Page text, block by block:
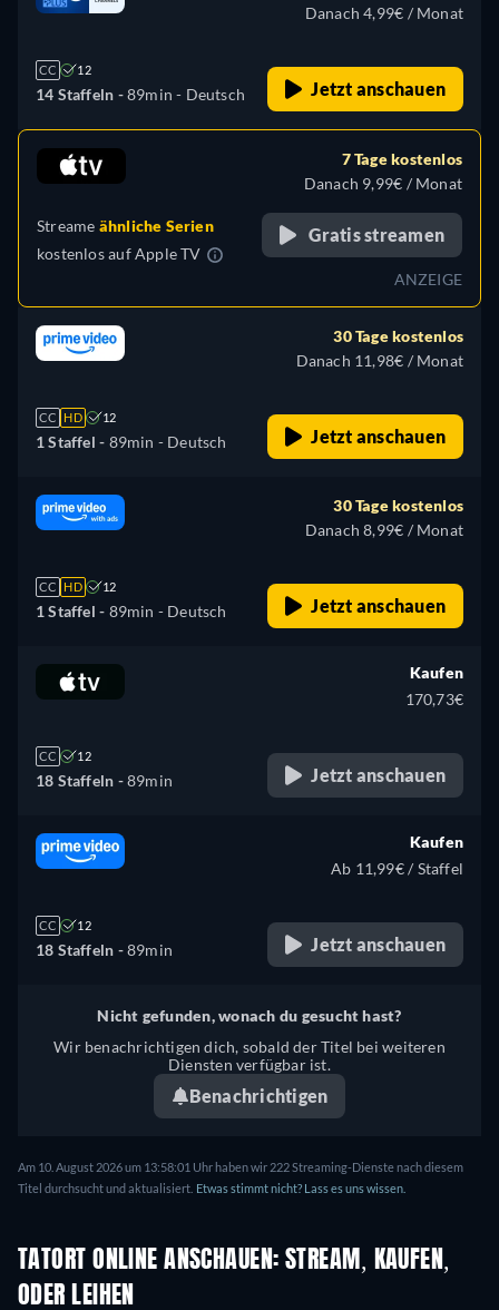
CC 12
14 Staffeln -89min - Deutsch
Danach 4,99€ / Monat
Jetzt anschauen
Streame ähnliche Serien
kostenlos aufApple TV
7 Tage kostenlos
Danach 9,99€ / Monat
Gratis streamen
ANZEIGE
CC HD 12
1 Staffel - 89min - Deutsch
30 Tage kostenlos
Danach 11,98€ / Monat
Jetzt anschauen
CC HD 12
1 Staffel - 89min - Deutsch
30 Tage kostenlos
Danach 8,99€ / Monat
Jetzt anschauen
CC 12
18 Staffeln -89min
Kaufen
170,73€
Jetzt anschauen
CC 12
18 Staffeln -89min
Kaufen
Ab 11,99€ / Staffel
Jetzt anschauen
Nicht gefunden, wonach du gesucht hast?
Wir benachrichtigen dich, sobald der Titel bei weiteren
Diensten verfügbar ist.
Benachrichtigen
Am 10. August 2026 um 13:58:01 Uhr haben wir 222 Streaming-Dienste nach diesem
Titel durchsucht und aktualisiert. Etwas stimmt nicht? Lass es uns wissen.
TATORT ONLINE ANSCHAUEN: STREAM, KAUFEN,
ODER LEIHEN